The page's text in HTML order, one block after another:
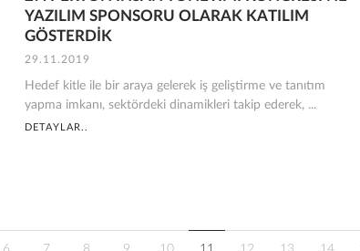
YAZILIM SPONSORU OLARAK KATILIM
GÖSTERDİK
29.11.2019
Hedef kitle ile bir araya gelerek iş geliştirme ve tanıtım
yapma imkanı, sektördeki dinamikleri takip ederek, ...
DETAYLAR..